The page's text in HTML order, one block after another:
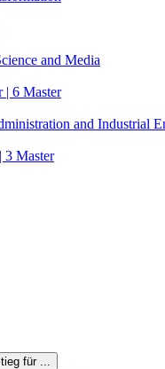
and Media
| 6 Master
and Industrial
3 Master
für ...